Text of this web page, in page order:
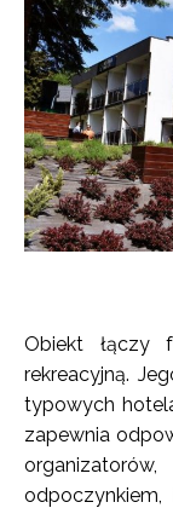
Obiekt łączy
rekreacyjną.
typowych
zapewnia